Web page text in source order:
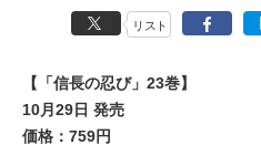
リスト
【「信長の忍び」23巻】
10月29日 発売
価格：759円